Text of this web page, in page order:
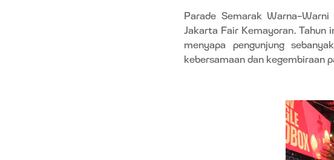
Parade Semarak Warna-
Jakarta Fair Kemayoran.
menyapa pengunjung
kebersamaan dan kegembiraan